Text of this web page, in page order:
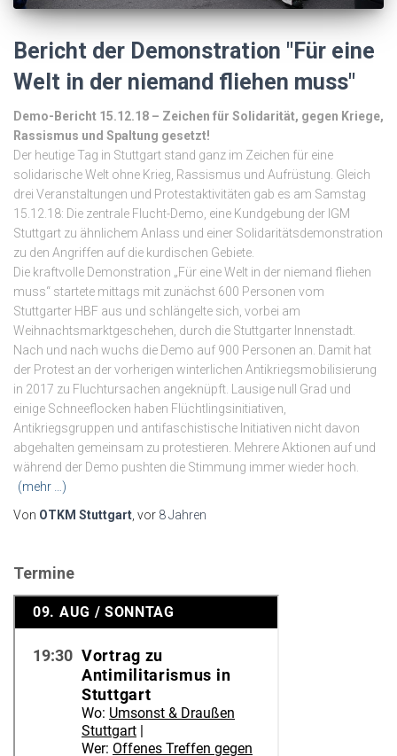
Bericht der Demonstration "Für eine
Welt in der niemand fliehen muss"
Demo-Bericht 15.12.18 – Zeichen für Solidarität, gegen Kriege,
Rassismus und Spaltung gesetzt!
Der heutige Tag in Stuttgart stand ganz im Zeichen für eine
solidarische Welt ohne Krieg, Rassismus und Aufrüstung. Gleich
drei Veranstaltungen und Protestaktivitäten gab es am Samstag
15.12.18: Die zentrale Flucht-Demo, eine Kundgebung der IGM
Stuttgart zu ähnlichem Anlass und einer Solidaritätsdemonstration
zu den Angriffen auf die kurdischen Gebiete.
Die kraftvolle Demonstration „Für eine Welt in der niemand fliehen
muss“ startete mittags mit zunächst 600 Personen vom
Stuttgarter HBF aus und schlängelte sich, vorbei am
Weihnachtsmarktgeschehen, durch die Stuttgarter Innenstadt.
Nach und nach wuchs die Demo auf 900 Personen an. Damit hat
der Protest an der vorherigen winterlichen Antikriegsmobilisierung
in 2017 zu Fluchtursachen angeknüpft. Lausige null Grad und
einige Schneeflocken haben Flüchtlingsinitiativen,
Antikriegsgruppen und antifaschistische Initiativen nicht davon
abgehalten gemeinsam zu protestieren. Mehrere Aktionen auf und
während der Demo pushten die Stimmung immer wieder hoch.
(mehr …)
Von OTKM Stuttgart , vor 8 Jahren
Termine